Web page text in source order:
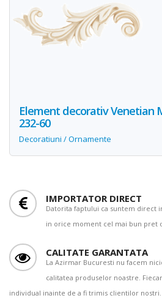
Element decorativ Venetian
232-60
Decoratiuni / Ornamente
IMPORTATOR DIRECT
Datorita faptului ca suntem direct
in orice moment cel mai bun pret
CALITATE GARANTATA
La Azirmar Bucuresti nu facem
calitatea produselor noastre.
individual inainte de a fi trimis clientilor nostri.